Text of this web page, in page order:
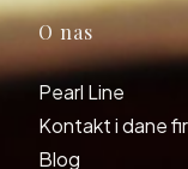
O nas
Pearl Line
Kontakt i dane
Blog